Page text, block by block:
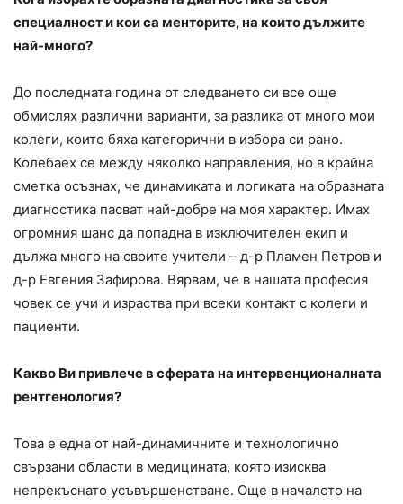
специалност и кои са менторите, на които дължите
най-много?
До последната година от следването си все още
обмислях различни варианти, за разлика от много мои
колеги, които бяха категорични в избора си рано.
Колебаех се между няколко направления, но в крайна
сметка осъзнах, че динамиката и логиката на образната
диагностика пасват най-добре на моя характер. Имах
огромния шанс да попадна в изключителен екип и
дължа много на своите учители – д-р Пламен Петров и
д-р Евгения Зафирова. Вярвам, че в нашата професия
човек се учи и израства при всеки контакт с колеги и
пациенти.
Какво Ви привлече в сферата на интервенционалната
рентгенология?
Това е една от най-динамичните и технологично
свързани области в медицината, която изисква
непрекъснато усъвършенстване. Още в началото на